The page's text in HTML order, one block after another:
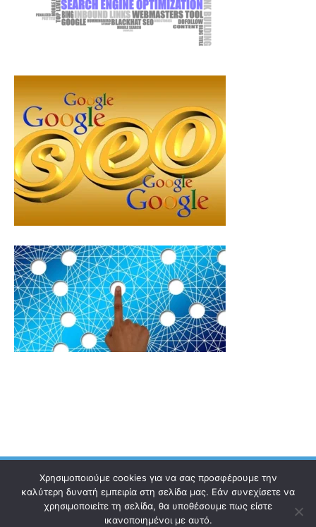
Ηλεκτρονικός Οδηγός Επικοινωνία Όροι χρήσης
Χρησιμοποιούμε cookies για να σας προσφέρουμε την
καλύτερη δυνατή εμπειρία στη σελίδα μας. Εάν συνεχίσετε να
χρησιμοποιείτε τη σελίδα, θα υποθέσουμε πως είστε
ικανοποιημένοι με αυτό.